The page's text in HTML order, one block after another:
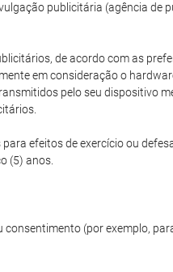
publicitária (agência de
de acordo com as
em consideração o
pelo seu dispositivo
efeitos de exercício ou
(5) anos.
(por exemplo,